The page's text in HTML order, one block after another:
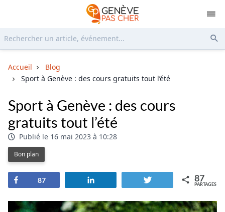
Accueil
Blog
Sport à Genève : des cours gratuits tout l’été
Sport à Genève : des cours
gratuits tout l’été
Publié le 16 mai 2023 à 10:28
Bon plan
Partagez
87 Tweetez 87
PARTAGES